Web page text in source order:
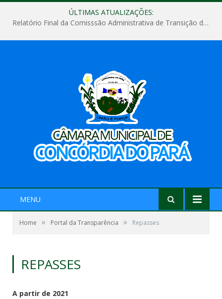
ÚLTIMAS ATUALIZAÇÕES:
Relatório Final da Comisssão Administrativa de Transição de Mandato do Poder Legislativo do Município de Concórdia do Pará
MENU
Home » Portal da Transparência » Repasses
REPASSES
A partir de 2021